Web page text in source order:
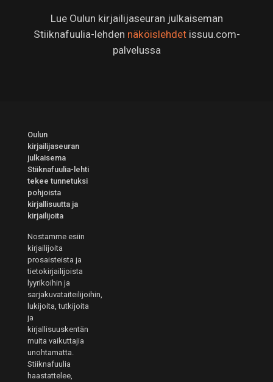
Lue Oulun kirjailijaseuran julkaiseman
Stiiknafuulia-lehden näköislehdetissuu.com-
palvelussa
Oulun
kirjailijaseuran
julkaisema
Stiiknafuulia-lehti
tekee tunnetuksi
pohjoista
kirjallisuutta ja
kirjailijoita
Nostamme esiin
kirjailijoita
prosaisteista ja
tietokirjailijoista
lyyrikoihin ja
sarjakuvataiteilijoihin,
lukijoita, tutkijoita
ja
kirjallisuuskentän
muita vaikuttajia
unohtamatta.
Stiiknafuulia
haastattelee,